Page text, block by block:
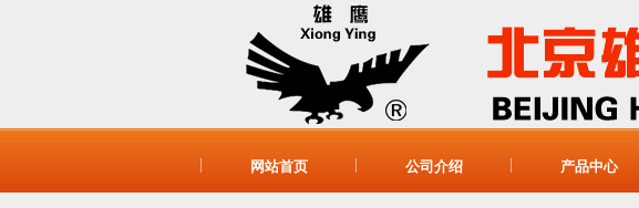
网站首页 公司介绍 产品中心